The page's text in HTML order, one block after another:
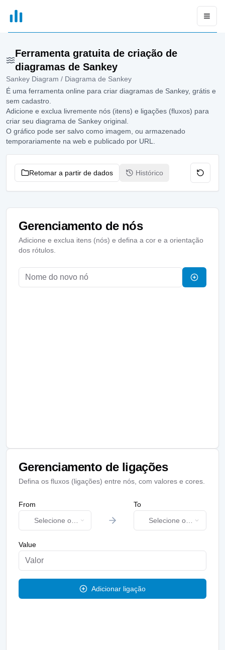
xGrapher
Ferramenta gratuita de criação de
diagramas de Sankey
Sankey Diagram / Diagrama de Sankey
É uma ferramenta online para criar diagramas de Sankey, grátis e
sem cadastro.
Adicione e exclua livremente nós (itens) e ligações (fluxos) para
criar seu diagrama de Sankey original.
O gráfico pode ser salvo como imagem, ou armazenado
temporariamente na web e publicado por URL.
Retomar a partir de dados Histórico
Gerenciamento de nós
Adicione e exclua itens (nós) e defina a cor e a orientação
dos rótulos.
Gerenciamento de ligações
Defina os fluxos (ligações) entre nós, com valores e cores.
From
Selecione o
ponto de partida
To
Selecione o
ponto final
Value
Adicionar ligação